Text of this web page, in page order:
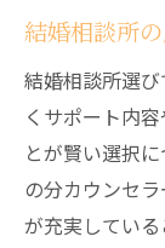
結婚相談所
結婚相談所選
くサポート内
とが賢い選択
の分カウンセ
が充実している